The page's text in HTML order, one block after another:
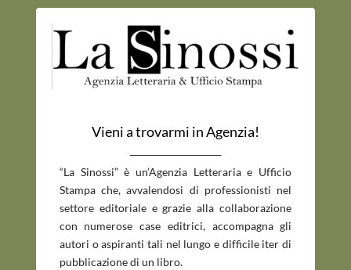
Vieni a trovarmi in Agenzia!
“La Sinossi” è un’Agenzia Letteraria e Ufficio
Stampa che, avvalendosi di professionisti nel
settore editoriale e grazie alla collaborazione
con numerose case editrici, accompagna gli
autori o aspiranti tali nel lungo e difficile iter di
pubblicazione di un libro.